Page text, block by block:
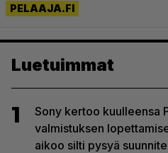
Luetuimmat
1
Sony kertoo kuulleensa
valmistuksen
aikoo silti pysyä